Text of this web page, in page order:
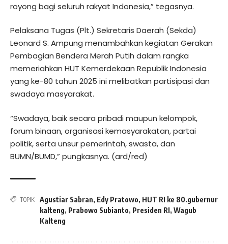
royong bagi seluruh rakyat Indonesia,” tegasnya.
Pelaksana Tugas (Plt.) Sekretaris Daerah (Sekda)
Leonard S. Ampung menambahkan kegiatan Gerakan
Pembagian Bendera Merah Putih dalam rangka
memeriahkan HUT Kemerdekaan Republik Indonesia
yang ke-80 tahun 2025 ini melibatkan partisipasi dan
swadaya masyarakat.
“Swadaya, baik secara pribadi maupun kelompok,
forum binaan, organisasi kemasyarakatan, partai
politik, serta unsur pemerintah, swasta, dan
BUMN/BUMD,” pungkasnya. (ard/red)
TOPIK Agustiar Sabran, Edy Pratowo, HUT RI ke 80.gubernur
kalteng, Prabowo Subianto, Presiden RI, Wagub
Kalteng